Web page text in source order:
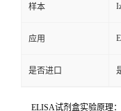
样本
应用
是否进口
ELISA试剂盒实验原理：